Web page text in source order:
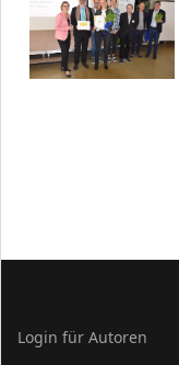
Login für Autoren